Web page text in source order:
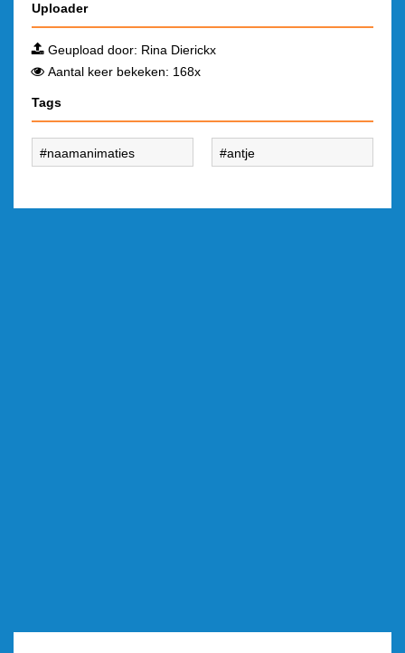
Uploader
Geupload door: Rina Dierickx
Aantal keer bekeken: 168x
Tags
naamanimaties antje